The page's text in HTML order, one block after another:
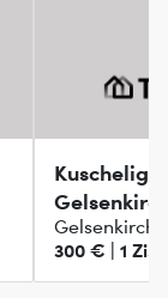
300 € | 1 Zi. |